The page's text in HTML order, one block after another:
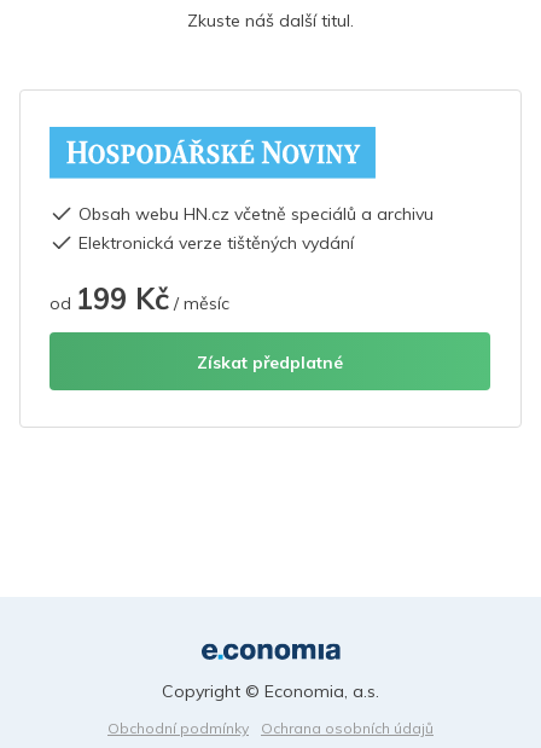
Zkuste náš další titul.
Obsah webu HN.cz včetně speciálů a archivu
Elektronická verze tištěných vydání
od 199 Kč / měsíc
Získat předplatné
Obchodní podmínky
Ochrana osobních údajů
Copyright © Economia, a.s.